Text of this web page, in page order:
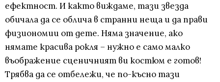
ефектност. И както виждаме, тази звезда
обичала да се облича в странни неща и да прави
физиономии от дете. Няма значение, ако
нямате красива рокля – нужно е само малко
въображение сценичният ви костюм е готов!
Трябва да се отбележи, че по-късно тази